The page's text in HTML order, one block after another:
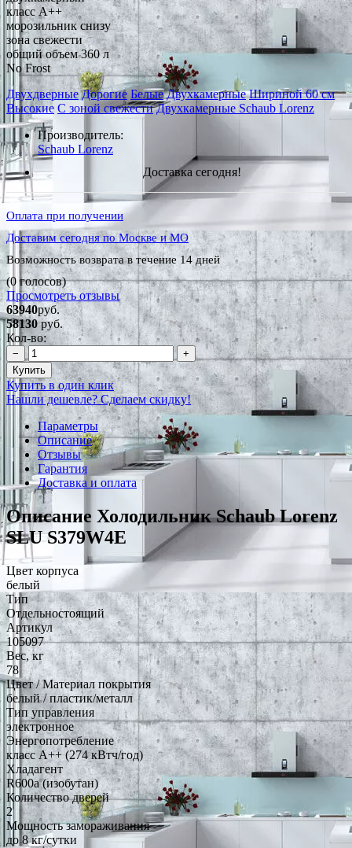
класс A++
морозильник снизу
зона свежести
общий объем 360 л
No Frost
Двухдверные Дорогие Белые Двухкамерные Шириной 60 см
Высокие С зоной свежести Двухкамерные Schaub Lorenz
Производитель:
Schaub Lorenz
Доставка сегодня!
Оплата при получении
Доставим сегодня по Москве и МО
Возможность возврата в течение 14 дней
(0 голосов)
Просмотреть отзывы
63940руб.
58130руб.
Кол-во:
−
+
Купить
Купить в один клик
Нашли дешевле? Сделаем скидку!
Параметры
Описание
Отзывы
Гарантия
Доставка и оплата
Описание Холодильник Schaub Lorenz
SLU S379W4E
Цвет корпуса
белый
Тип
Отдельностоящий
Артикул
105097
Вес, кг
78
Цвет / Материал покрытия
белый / пластик/металл
Тип управления
электронное
Энергопотребление
класс A++ (274 кВтч/год)
Хладагент
R600a (изобутан)
Количество дверей
2
Мощность замораживания
до 8 кг/cутки